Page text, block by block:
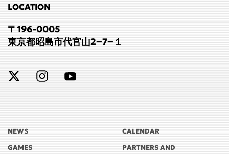
LOCATION
〒196-0005
東京都昭島市代官山2−7−１
NEWS
GAMES
CALENDAR
PARTNERS AND